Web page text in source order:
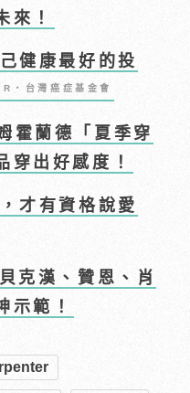
來！
健康最好的投
・台灣癌症基金會
霍蘭德「夏季穿
穿出好感度！
才有資格說愛
克漢、贊恩、肖
示範！